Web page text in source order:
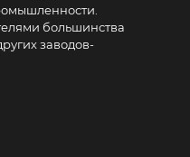
большинства
заводов-